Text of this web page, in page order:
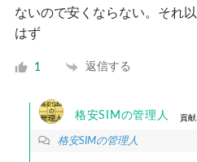
ないので安くならない。それ
はず
1 返信する
格安SIMの管理人 貢
格安SIMの管理人